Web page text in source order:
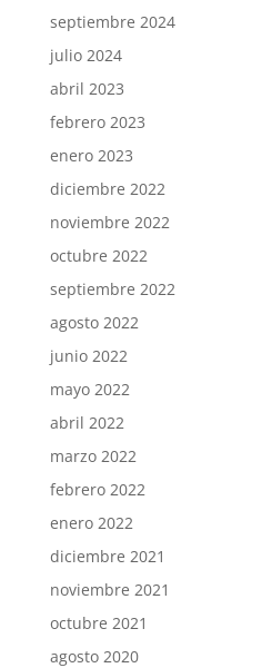
septiembre 2024
julio 2024
abril 2023
febrero 2023
enero 2023
diciembre 2022
noviembre 2022
octubre 2022
septiembre 2022
agosto 2022
junio 2022
mayo 2022
abril 2022
marzo 2022
febrero 2022
enero 2022
diciembre 2021
noviembre 2021
octubre 2021
agosto 2020